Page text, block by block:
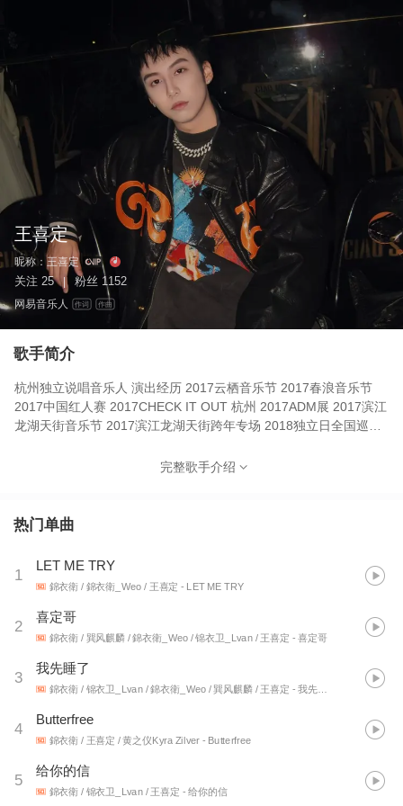
王喜定
昵称： 王喜定
关注 25 粉丝 1152
网易音乐人 作词 作曲
歌手简介
杭州独立说唱音乐人 演出经历 2017云栖音乐节 2017春浪音乐节
2017中国红人赛 2017CHECK IT OUT 杭州 2017ADM展 2017滨江
龙湖天街音乐节 2017滨江龙湖天街跨年专场 2018独立日全国巡演
完整歌手介绍
热门单曲
1
LET ME TRY
錦衣衛 / 錦衣衛_Weo / 王喜定 - LET ME TRY
2
喜定哥
錦衣衛 / 巽风麒麟 / 錦衣衛_Weo / 锦衣卫_Lvan / 王喜定 - 喜定哥
3
我先睡了
錦衣衛 / 锦衣卫_Lvan / 錦衣衛_Weo / 巽风麒麟 / 王喜定 - 我先睡了
4
Butterfree
錦衣衛 / 王喜定 / 黄之仪Kyra Zilver - Butterfree
5
给你的信
錦衣衛 / 锦衣卫_Lvan / 王喜定 - 给你的信